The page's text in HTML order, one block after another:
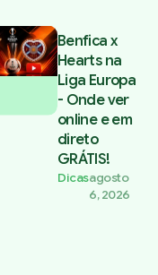
Benfica x
Hearts na
Liga Europa
- Onde ver
online e em
direto
GRÁTIS!
Dicasagosto
6, 2026